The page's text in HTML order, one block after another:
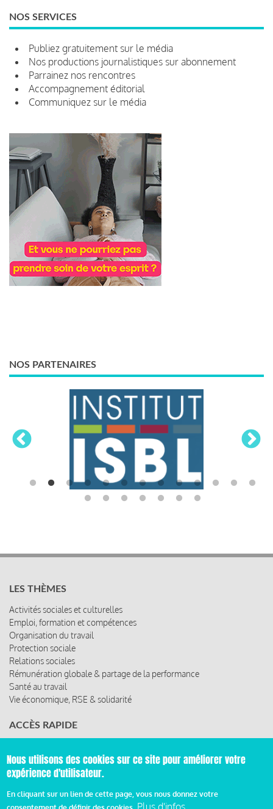
NOS SERVICES
Publiez gratuitement sur le média
Nos productions journalistiques sur abonnement
Parrainez nos rencontres
Accompagnement éditorial
Communiquez sur le média
NOS PARTENAIRES
LES THÈMES
Activités sociales et culturelles
Emploi, formation et compétences
Organisation du travail
Protection sociale
Relations sociales
Rémunération globale & partage de la performance
Santé au travail
Vie économique, RSE & solidarité
ACCÈS RAPIDE
Les rencontres
Les ressources
Nous utilisons des cookies sur ce site pour améliorer votre
expérience d'utilisateur.
En cliquant sur un lien de cette page, vous nous donnez votre
Plus d'infos